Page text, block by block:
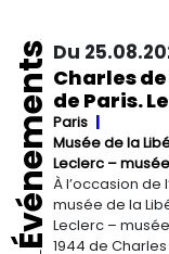
ÉvénementsDu
Charles
de Paris.
Paris
Musée de la
Leclerc –
À l’occasion de
musée de la
Leclerc –
1944 de